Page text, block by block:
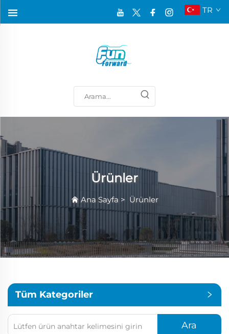
TR
Ürünler
Ana Sayfa > Ürünler
Tüm Kategoriler
Ara